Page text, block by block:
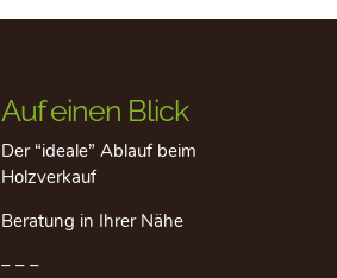
Auf einen Blick
Der “ideale” Ablauf beim
Holzverkauf
Beratung in Ihrer Nähe
– – –